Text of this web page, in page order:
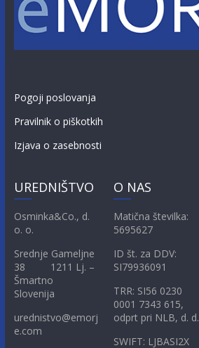
Pogoji poslovanja
Pravilnik o piškotkih
Izjava o zasebnosti
UREDNIŠTVO
Osminka&Co., d.
o. o.
Srednje Gameljne
38 1211 Lj. –
Šmartno
Slovenija
urednistvo@emorj
e.com
O NAS
Matična številka:
5695627
ID št. za DDV:
SI79936091
TRR: SI56 0230
0001 7343 615,
odprt pri NLB, d. d.
SWIFT: LJBASI2X